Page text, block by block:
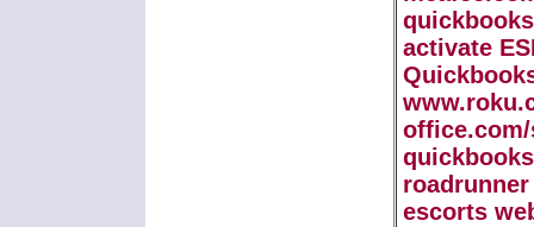
activate
escorts